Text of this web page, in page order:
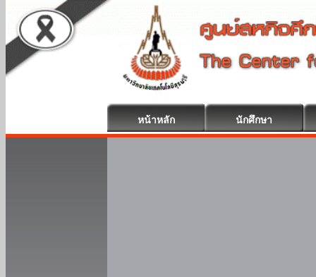
หน้าหลัก นักศึกษา